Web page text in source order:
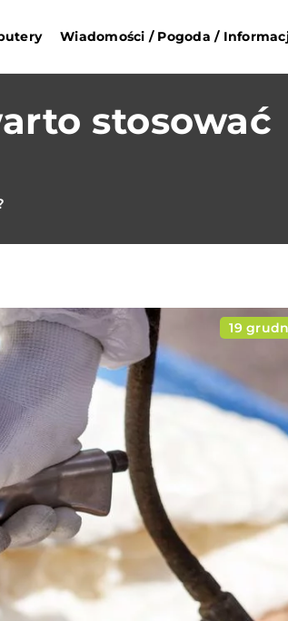
Wiadomości / Pogoda /
stosować
19